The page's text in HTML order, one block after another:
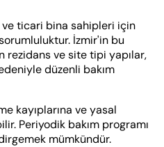
ve ticari bina sahipleri için
İzmir'in bu
ve site tipi yapılar,
düzenli bakım
kayıplarına ve yasal
Periyodik bakım programı
mümkündür.